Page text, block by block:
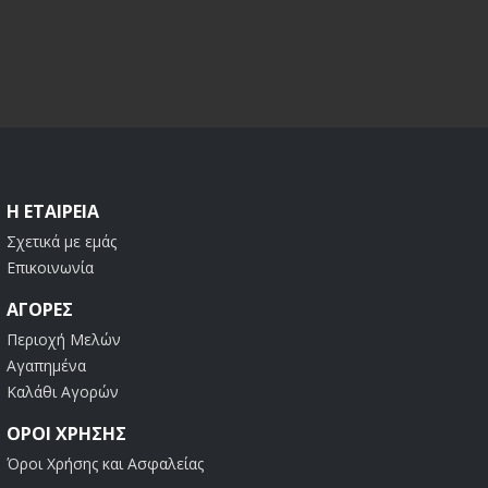
Η ΕΤΑΙΡΕΊΑ
Σχετικά με εμάς
Επικοινωνία
ΑΓΟΡΈΣ
Περιοχή Μελών
Αγαπημένα
Καλάθι Αγορών
ΟΡΟΙ ΧΡΗΣΗΣ
Όροι Χρήσης και Ασφαλείας